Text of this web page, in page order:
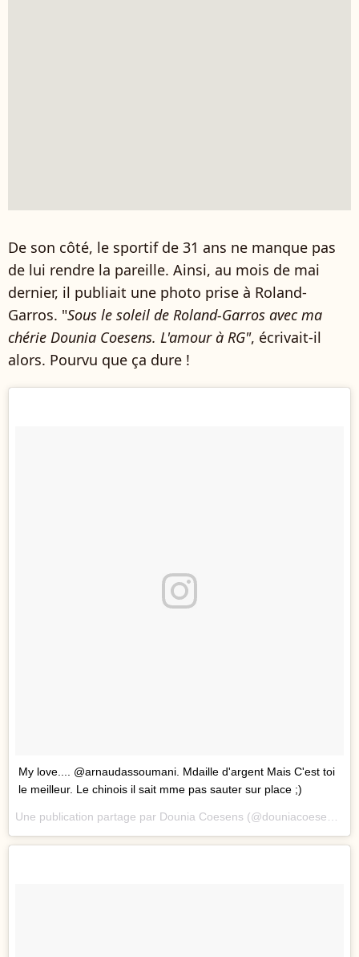
De son côté, le sportif de 31 ans ne manque pas
de lui rendre la pareille. Ainsi, au mois de mai
dernier, il publiait une photo prise à Roland-
Garros. "Sous le soleil de Roland-Garros avec ma
chérie Dounia Coesens. L'amour à RG", écrivait-il
alors. Pourvu que ça dure !
My love.... @arnaudassoumani. Mdaille d'argent Mais C'est toi
le meilleur. Le chinois il sait mme pas sauter sur place ;)